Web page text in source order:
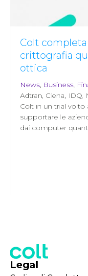
Colt
crittografia
ottica
News, Business,
Adtran, Ciena,
Colt in un trial
supportare le
dai computer
Legal